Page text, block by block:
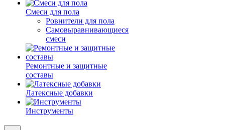
Смеси для пола
Ровнители для пола
Самовыравнивающиеся
смеси
Ремонтные и защитные
составы
Латексные добавки
Инструменты